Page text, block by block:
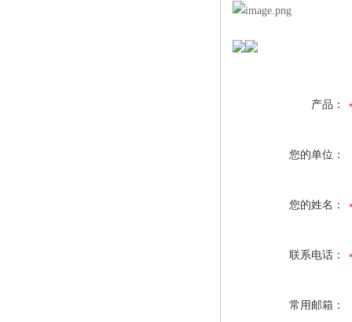
产品：
您的单位：
您的姓名：
联系电话：
常用邮箱：